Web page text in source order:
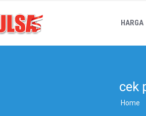
HARGA
cek
Home